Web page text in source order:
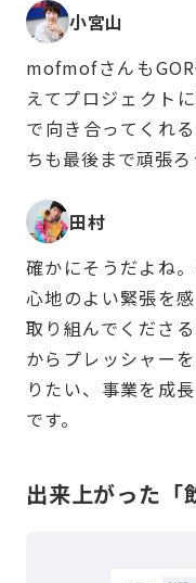
小宮山
mofmofさんも
えてプロジェクト
で向き合ってくれ
ちも最後まで頑張ろ
田村
確かにそうだよね
心地のよい緊張を
取り組んでくださ
からプレッシャー
りたい、事業を成
です。
出来上がった